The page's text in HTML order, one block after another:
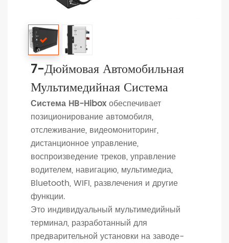
7-Дюймовая Автомобильная
Мультимедийная Система
Система HB-Hiboxобеспечивает
позиционирование автомобиля,
отслеживание, видеомониторинг,
дистанционное управление,
воспроизведение треков, управление
водителем, навигацию, мультимедиа,
Bluetooth, WIFI, развлечения и другие
функции.
Это индивидуальный мультимедийный
терминал, разработанный для
предварительной установки на заводе-